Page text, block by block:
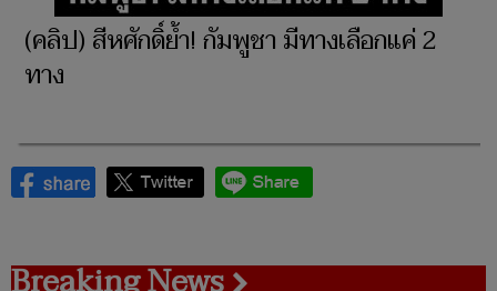
(คลิป) สีหศักดิ์ย้ำ! กัมพูชา มีทางเลือกแค่ 2
ทาง